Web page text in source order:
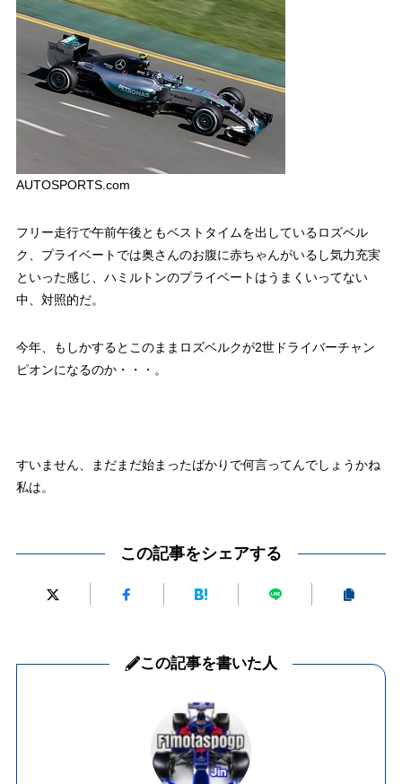
AUTOSPORTS.com
フリー走行で午前午後ともベストタイムを出しているロズベル
ク、プライベートでは奥さんのお腹に赤ちゃんがいるし気力充実
といった感じ、ハミルトンのプライベートはうまくいってない
中、対照的だ。
今年、もしかするとこのままロズベルクが2世ドライバーチャン
ピオンになるのか・・・。
すいません、まだまだ始まったばかりで何言ってんでしょうかね
私は。
この記事をシェアする
この記事を書いた人